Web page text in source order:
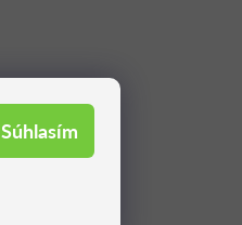
Súhlasím